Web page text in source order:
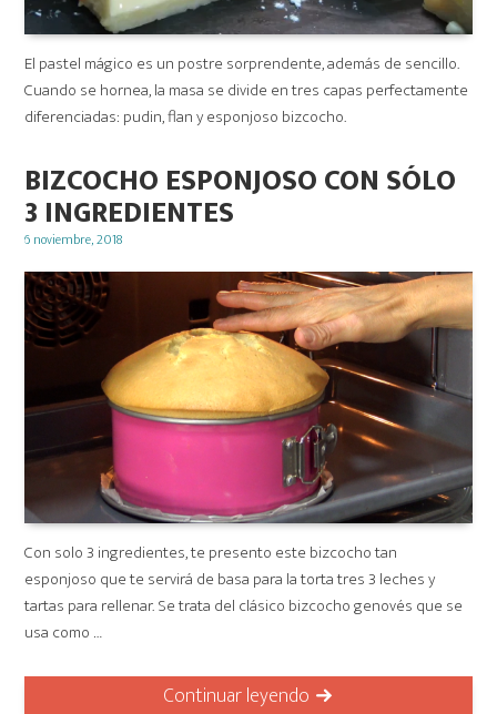
El pastel mágico es un postre sorprendente, además de sencillo.
Cuando se hornea, la masa se divide en tres capas perfectamente
diferenciadas: pudin, flan y esponjoso bizcocho.
BIZCOCHO ESPONJOSO CON SÓLO
3 INGREDIENTES
Posted
6 noviembre, 2018
Con solo 3 ingredientes, te presento este bizcocho tan
esponjoso que te servirá de basa para la torta tres 3 leches y
tartas para rellenar. Se trata del clásico bizcocho genovés que se
usa como …
Continuar leyendo